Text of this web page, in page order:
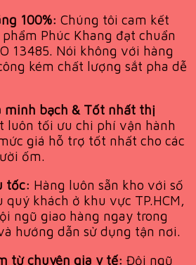
100%: Chúng tôi cam kết
Phúc Khang đạt chuẩn
13485. Nói không với hàng
kém chất lượng sắt pha dễ
minh bạch & Tốt nhất thị
luôn tối ưu chi phí vận hành
giá hỗ trợ tốt nhất cho các
ốm.
tốc: Hàng luôn sẵn kho với số
quý khách ở khu vực TP.HCM,
ngũ giao hàng ngay trong
hướng dẫn sử dụng tận nơi.
từ chuyên gia y tế: Đội ngũ